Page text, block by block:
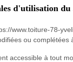
d'utilisation du
www.toiture-78-
ou complétées
accessible à tout